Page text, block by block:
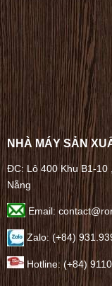
NHÀ MÁY SẢN
ĐC: Lô 400 Khu B1-10
Nẵng
Email:
Zalo: (+84)
Hotline: (+84)